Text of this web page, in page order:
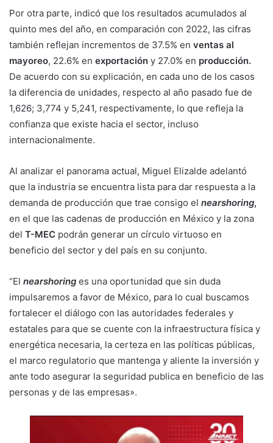
Por otra parte, indicó que los resultados acumulados al
quinto mes del año, en comparación con 2022, las cifras
también reflejan incrementos de 37.5% en ventas al
mayoreo, 22.6% en exportación y 27.0% en producción.
De acuerdo con su explicación, en cada uno de los casos
la diferencia de unidades, respecto al año pasado fue de
1,626; 3,774 y 5,241, respectivamente, lo que refleja la
confianza que existe hacia el sector, incluso
internacionalmente.
Al analizar el panorama actual, Miguel Elizalde adelantó
que la industria se encuentra lista para dar respuesta a la
demanda de producción que trae consigo el nearshoring,
en el que las cadenas de producción en México y la zona
del T-MEC podrán generar un círculo virtuoso en
beneficio del sector y del país en su conjunto.
“El nearshoring es una oportunidad que sin duda
impulsaremos a favor de México, para lo cual buscamos
fortalecer el diálogo con las autoridades federales y
estatales para que se cuente con la infraestructura física y
energética necesaria, la certeza en las políticas públicas,
el marco regulatorio que mantenga y aliente la inversión y
ante todo asegurar la seguridad publica en beneficio de las
personas y de las empresas».